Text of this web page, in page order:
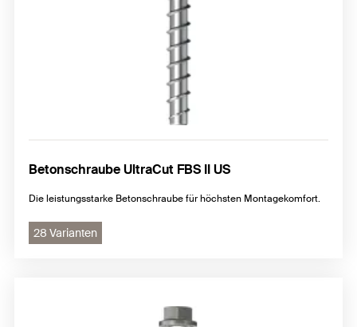
Betonschraube UltraCut FBS II US
Die leistungsstarke Betonschraube für höchsten Montagekomfort.
28 Varianten